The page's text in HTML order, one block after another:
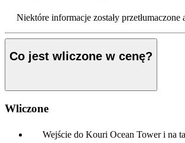
Niektóre informacje zostały przetłumaczone
Co jest wliczone w cenę?
Wliczone
Wejście do Kouri Ocean Tower i na